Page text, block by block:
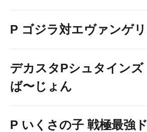
P ゴジラ対エヴァンゲ
デカスタPシュタイン
ば〜じょん
P いくさの子 戦極最強